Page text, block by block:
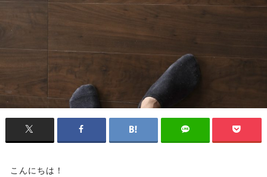
こんにちは！